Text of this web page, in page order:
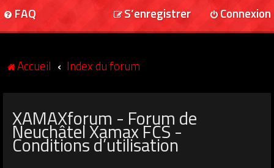
FAQ Connexion
S’enregistrer
Accueil Index du forum
XAMAXforum - Forum de
Neuchâtel Xamax FCS -
Conditions d’utilisation